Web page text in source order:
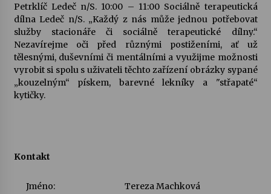
28. 7. 2026
Letní koncerty ve Stromovce: Kolchoz a
Jenakaši
28. 7. 2026
Petrklíč Ledeč n/S. 10:00 – 11:00 Sociálně terapeutická
dílna Ledeč n/S. „Každý z nás může jednou potřebovat
služby stacionáře či sociálně terapeutické dílny.“
Nezavírejme oči před různými postiženími, ať už
tělesnými, duševními či mentálními a využijme možnosti
vyrobit si spolu s uživateli těchto zařízení obrázky sypané
„kouzelným“ pískem, barevné lekníky a "střapaté“
kytičky.
Kontakt
Jméno: Tereza Machková